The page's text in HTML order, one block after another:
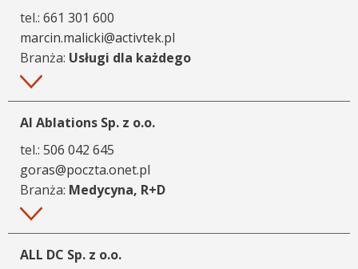
tel.: 661 301 600
marcin.malicki@activtek.pl
Branża: Usługi dla każdego
Więcej
AI Ablations Sp. z o.o.
tel.: 506 042 645
goras@poczta.onet.pl
Branża: Medycyna, R+D
Więcej
ALL DC Sp. z o.o.